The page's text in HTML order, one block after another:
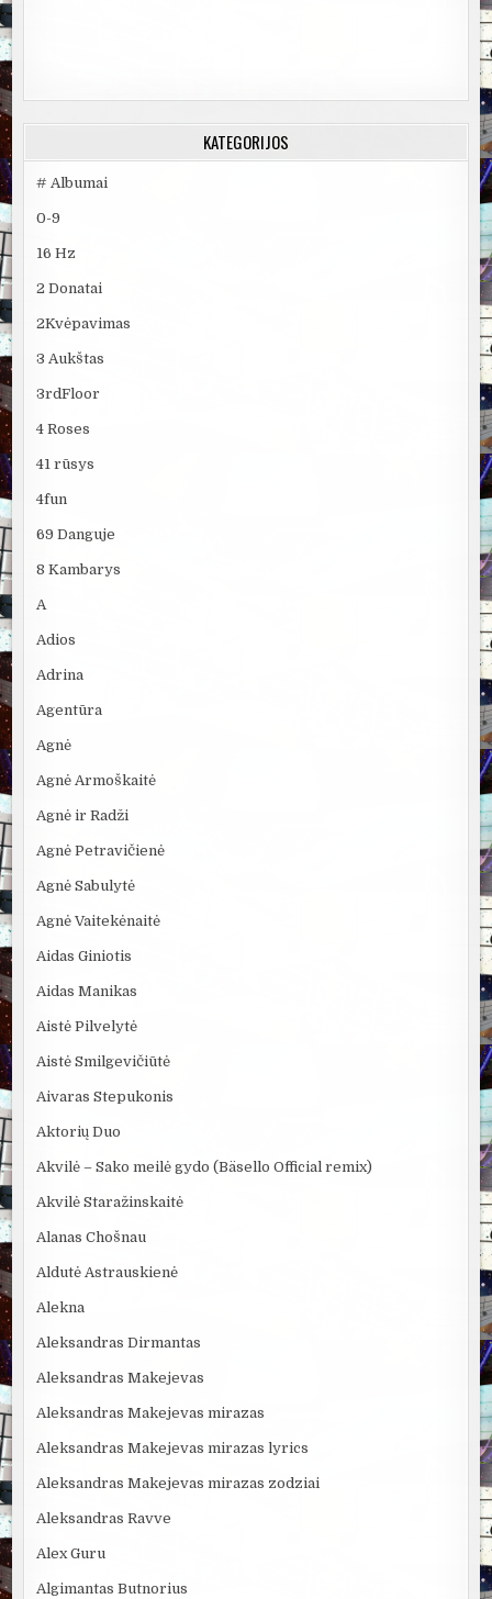
KATEGORIJOS
# Albumai
0-9
16 Hz
2 Donatai
2Kvėpavimas
3 Aukštas
3rdFloor
4 Roses
41 rūsys
4fun
69 Danguje
8 Kambarys
A
Adios
Adrina
Agentūra
Agnė
Agnė Armoškaitė
Agnė ir Radži
Agnė Petravičienė
Agnė Sabulytė
Agnė Vaitekėnaitė
Aidas Giniotis
Aidas Manikas
Aistė Pilvelytė
Aistė Smilgevičiūtė
Aivaras Stepukonis
Aktorių Duo
Akvilė – Sako meilė gydo (Bäsello Official remix)
Akvilė Staražinskaitė
Alanas Chošnau
Aldutė Astrauskienė
Alekna
Aleksandras Dirmantas
Aleksandras Makejevas
Aleksandras Makejevas mirazas
Aleksandras Makejevas mirazas lyrics
Aleksandras Makejevas mirazas zodziai
Aleksandras Ravve
Alex Guru
Algimantas Butnorius